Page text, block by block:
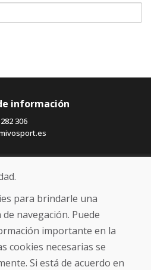
información
306
para brindarle una
navegación. Puede
importante en la
cookies necesarias se
Si está de acuerdo en